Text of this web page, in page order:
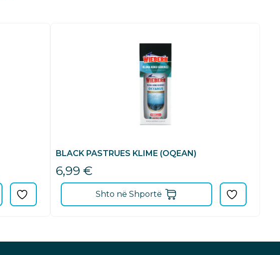
BLACK PASTRUES KLIME (OQEAN)
6,99 €
Shto në Shportë